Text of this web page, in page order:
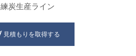
練炭生産ライン
見積もりを取得する